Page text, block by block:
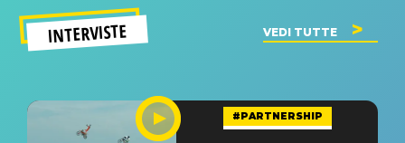
INTERVISTE VEDI TUTTE
#PARTNERSHIP